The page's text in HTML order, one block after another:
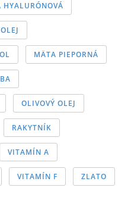
HYALURÓNOVÁ
MÄTA PIEPORNÁ
OLIVOVÝ OLEJ
RAKYTNÍK
VITAMÍN A
VITAMÍN F ZLATO